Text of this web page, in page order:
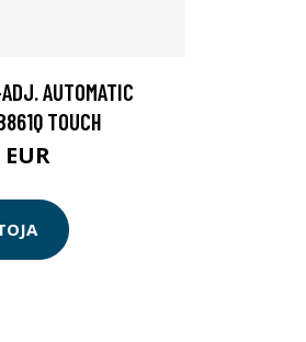
AUTOMATIC
TOUCH